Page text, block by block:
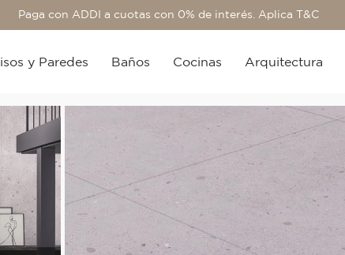
Paga con ADDI a cuotas con 0% de interés. Aplica T&C
y Paredes Baños Cocinas Arquitectura